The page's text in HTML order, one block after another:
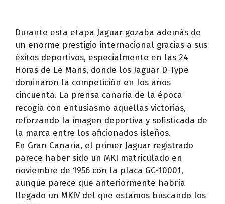
Durante esta etapa Jaguar gozaba además de
un enorme prestigio internacional gracias a sus
éxitos deportivos, especialmente en las 24
Horas de Le Mans, donde los Jaguar D-Type
dominaron la competición en los años
cincuenta. La prensa canaria de la época
recogía con entusiasmo aquellas victorias,
reforzando la imagen deportiva y sofisticada de
la marca entre los aficionados isleños.
En Gran Canaria, el primer Jaguar registrado
parece haber sido un MKI matriculado en
noviembre de 1956 con la placa GC-10001,
aunque parece que anteriormente habría
llegado un MKIV del que estamos buscando los